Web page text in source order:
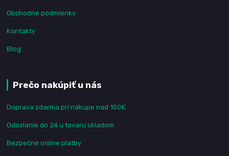
Obchodné podmienky
Kontakty
Blog
Prečo nakúpiť u nás
Doprava zdarma pri nákupe nad 150€
Odoslanie do 24 u tovaru skladom
Bezpečné online platby